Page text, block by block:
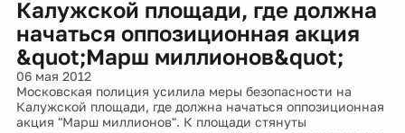
Калужской площади, где должна
начаться оппозиционная акция
&quot;Марш миллионов&quot;
06 мая 2012
Московская полиция усилила меры безопасности на
Калужской площади, где должна начаться оппозиционная
акция "Марш миллионов". К площади стянуты